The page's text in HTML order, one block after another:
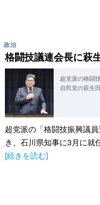
格闘技議連会長に萩
政治
超党派の格闘
自民党の萩生
超党派の「格闘技振興議
き、石川県知事に3月に就
[続きを読む]